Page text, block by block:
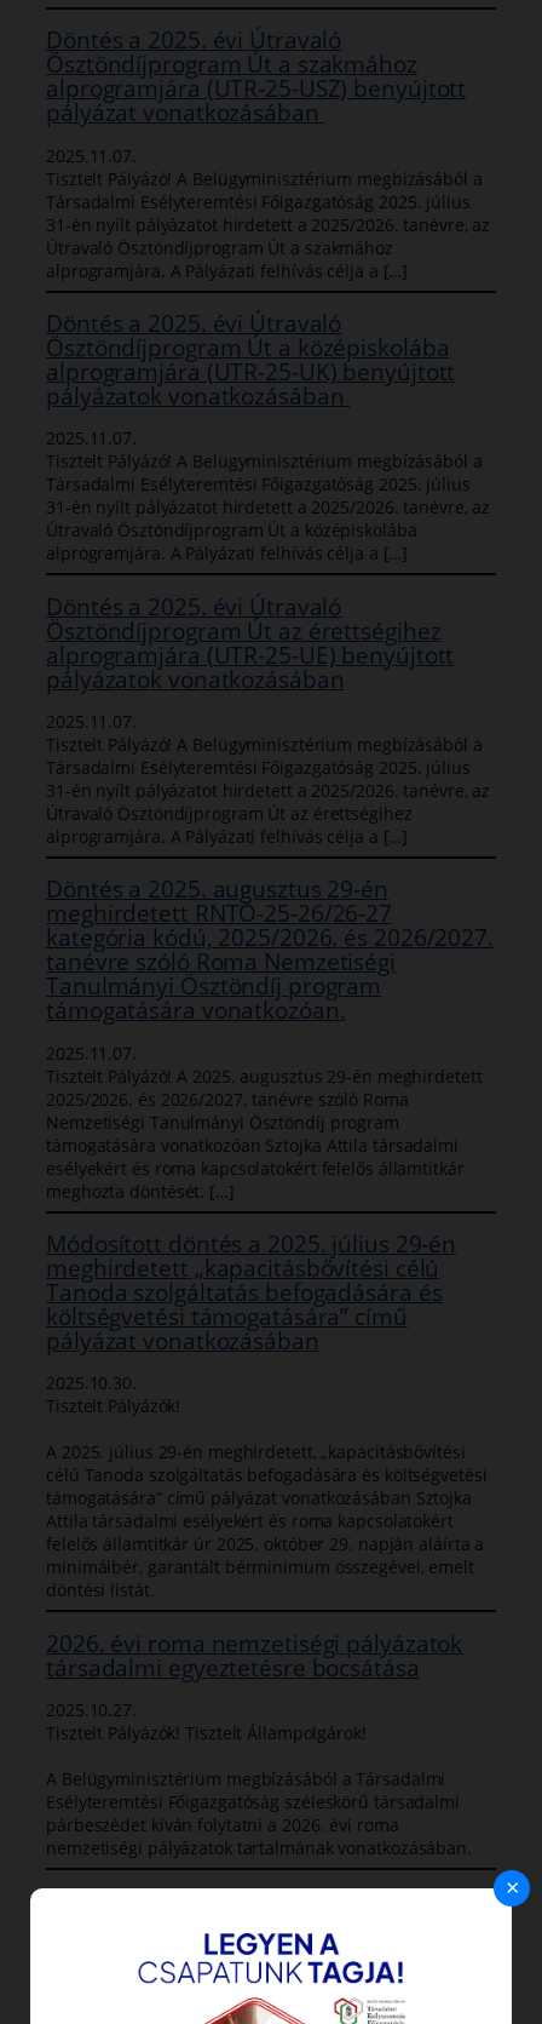
Döntés a 2025. évi Útravaló
Ösztöndíjprogram Út a szakmához
alprogramjára (UTR-25-USZ) benyújtott
pályázat vonatkozásában
2025.11.07.
Tisztelt Pályázó! A Belügyminisztérium megbízásából a
Társadalmi Esélyteremtési Főigazgatóság 2025. július
31-én nyílt pályázatot hirdetett a 2025/2026. tanévre, az
Útravaló Ösztöndíjprogram Út a szakmához
alprogramjára. A Pályázati felhívás célja a […]
Döntés a 2025. évi Útravaló
Ösztöndíjprogram Út a középiskolába
alprogramjára (UTR-25-UK) benyújtott
pályázatok vonatkozásában
2025.11.07.
Tisztelt Pályázó! A Belügyminisztérium megbízásából a
Társadalmi Esélyteremtési Főigazgatóság 2025. július
31-én nyílt pályázatot hirdetett a 2025/2026. tanévre, az
Útravaló Ösztöndíjprogram Út a középiskolába
alprogramjára. A Pályázati felhívás célja a […]
Döntés a 2025. évi Útravaló
Ösztöndíjprogram Út az érettségihez
alprogramjára (UTR-25-UE) benyújtott
pályázatok vonatkozásában
2025.11.07.
Tisztelt Pályázó! A Belügyminisztérium megbízásából a
Társadalmi Esélyteremtési Főigazgatóság 2025. július
31-én nyílt pályázatot hirdetett a 2025/2026. tanévre, az
Útravaló Ösztöndíjprogram Út az érettségihez
alprogramjára. A Pályázati felhívás célja a […]
Döntés a 2025. augusztus 29-én
meghirdetett RNTÖ-25-26/26-27
kategória kódú, 2025/2026. és 2026/2027.
tanévre szóló Roma Nemzetiségi
Tanulmányi Ösztöndíj program
támogatására vonatkozóan.
2025.11.07.
Tisztelt Pályázó! A 2025. augusztus 29-én meghirdetett
2025/2026. és 2026/2027. tanévre szóló Roma
Nemzetiségi Tanulmányi Ösztöndíj program
támogatására vonatkozóan Sztojka Attila társadalmi
esélyekért és roma kapcsolatokért felelős államtitkár
meghozta döntését. […]
Módosított döntés a 2025. július 29-én
meghirdetett „kapacitásbővítési célú
Tanoda szolgáltatás befogadására és
költségvetési támogatására” című
pályázat vonatkozásában
2025.10.30.
Tisztelt Pályázók!
A 2025. július 29-én meghirdetett, „kapacitásbővítési
célú Tanoda szolgáltatás befogadására és költségvetési
támogatására” című pályázat vonatkozásában Sztojka
Attila társadalmi esélyekért és roma kapcsolatokért
felelős államtitkár úr 2025. október 29. napján aláírta a
minimálbér, garantált bérminimum összegével, emelt
döntési listát.
2026. évi roma nemzetiségi pályázatok
társadalmi egyeztetésre bocsátása
2025.10.27.
Tisztelt Pályázók! Tisztelt Állampolgárok!
A Belügyminisztérium megbízásából a Társadalmi
Esélyteremtési Főigazgatóság széleskörű társadalmi
párbeszédet kíván folytatni a 2026. évi roma
nemzetiségi pályázatok tartalmának vonatkozásában.
×